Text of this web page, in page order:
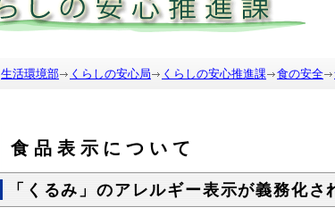
生活環境部 くらしの安心局 くらしの安心推進課 食の安全
食品表示について
「くるみ」のアレルギー表示が義務化さ